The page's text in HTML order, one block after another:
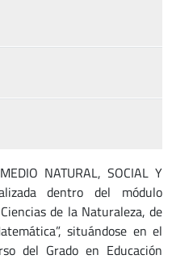
NATURAL, SOCIAL Y
dentro del módulo
de la Naturaleza, de
situándose en el
del Grado en Educación